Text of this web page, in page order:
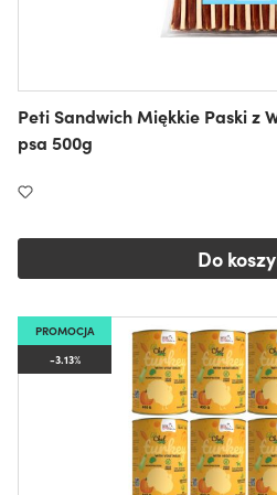
Peti Sandwich Miękkie Paski z
psa 500g
Do
PROMOCJA
-3.13%